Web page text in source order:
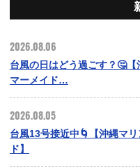
2026.08.06
台風の日はどう過ごす？🤔
マーメイド…
2026.08.05
台風13号接近中🌀【沖縄マ
ド】